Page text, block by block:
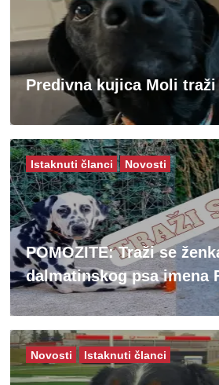
Predivna kujica Moli
POMOZITE: Traži se
dalmatinskog psa imena
Istaknuti članci Novosti
Novosti Istaknuti članci